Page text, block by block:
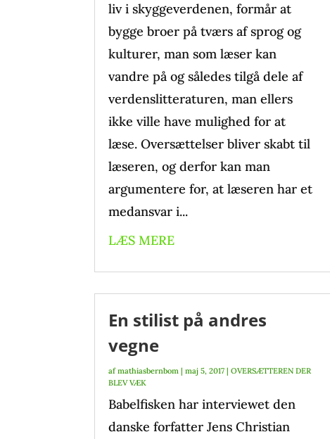
liv i skyggeverdenen, formår at
bygge broer på tværs af sprog og
kulturer, man som læser kan
vandre på og således tilgå dele af
verdenslitteraturen, man ellers
ikke ville have mulighed for at
læse. Oversættelser bliver skabt til
læseren, og derfor kan man
argumentere for, at læseren har et
medansvar i...
LÆS MERE
En stilist på andres
vegne
afmathiasbernbom |maj 5, 2017 |OVERSÆTTEREN DER
BLEV VÆK
Babelfisken har interviewet den
danske forfatter Jens Christian